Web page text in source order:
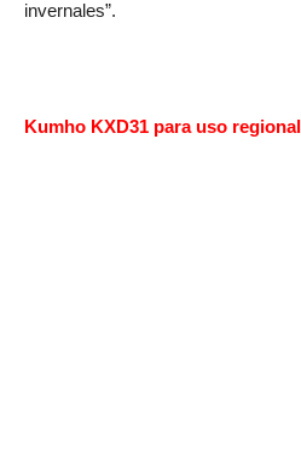
invernales”.
Kumho KXD31 para uso